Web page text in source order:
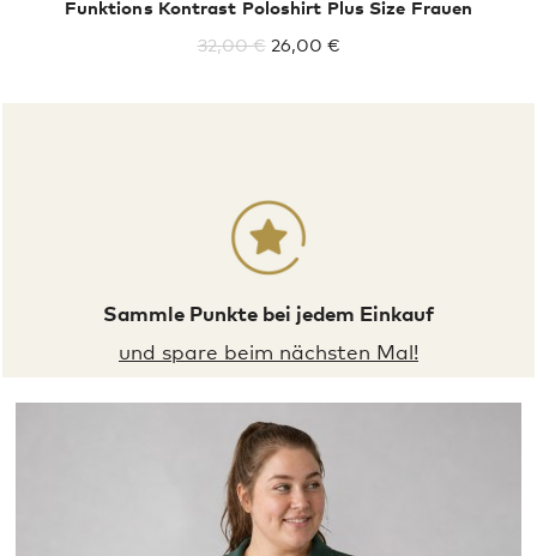
Funktions Kontrast Poloshirt Plus Size Frauen
32,00 € 26,00 €
Sammle Punkte bei jedem Einkauf
und spare beim nächsten Mal!